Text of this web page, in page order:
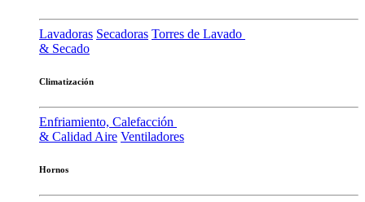
Lavadoras Secadoras Torres de Lavado
& Secado
Climatización
Enfriamiento, Calefacción
& Calidad Aire Ventiladores
Hornos